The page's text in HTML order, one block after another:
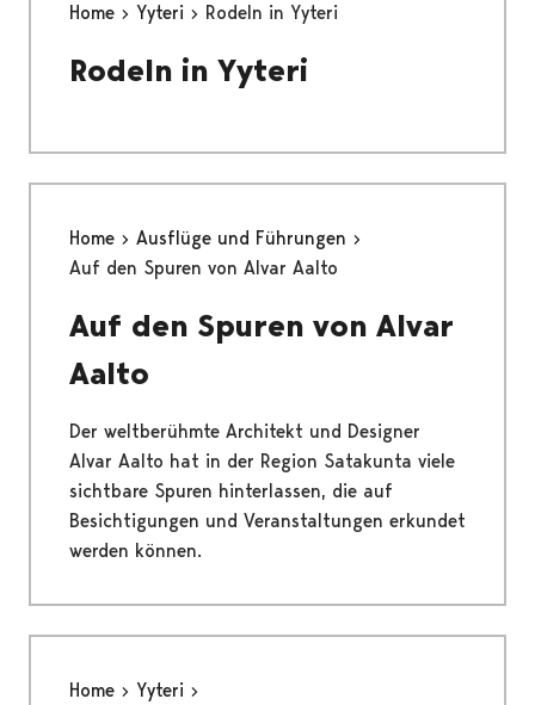
Home Yyteri Rodeln in Yyteri
Rodeln in Yyteri
Home
Ausflüge und Führungen
Auf den Spuren von Alvar Aalto
Auf den Spuren von Alvar
Aalto
Der weltberühmte Architekt und Designer
Alvar Aalto hat in der Region Satakunta viele
sichtbare Spuren hinterlassen, die auf
Besichtigungen und Veranstaltungen erkundet
werden können.
Home
Yyteri